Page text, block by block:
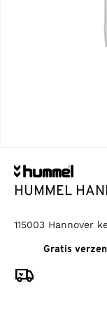
HUMMEL
115003 Hannover
Gratis